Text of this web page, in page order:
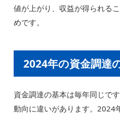
値が上がり、収益が得られる
めです。
2024年の資金調達
資金調達の基本は毎年同じで
動向に違いがあります。2024